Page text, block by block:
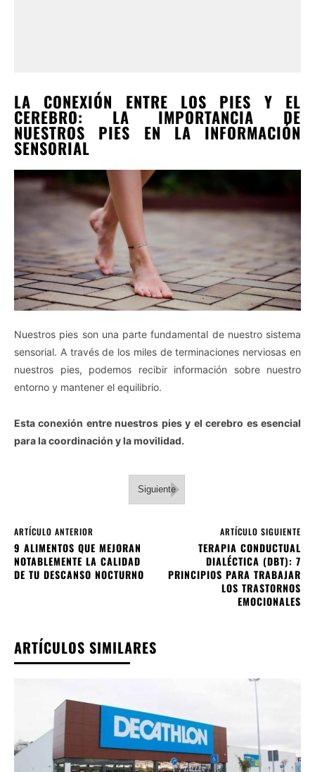
LA CONEXIÓN ENTRE LOS PIES Y EL
CEREBRO: LA IMPORTANCIA DE
NUESTROS PIES EN LA INFORMACIÓN
SENSORIAL
Nuestros pies son una parte fundamental de nuestro sistema
sensorial. A través de los miles de terminaciones nerviosas en
nuestros pies, podemos recibir información sobre nuestro
entorno y mantener el equilibrio.
Esta conexión entre nuestros pies y el cerebro es esencial
para la coordinación y la movilidad.
Siguiente
ARTÍCULO ANTERIOR
9 ALIMENTOS QUE MEJORAN
NOTABLEMENTE LA CALIDAD
DE TU DESCANSO NOCTURNO
ARTÍCULO SIGUIENTE
TERAPIA CONDUCTUAL
DIALÉCTICA (DBT): 7
PRINCIPIOS PARA TRABAJAR
LOS TRASTORNOS
EMOCIONALES
ARTÍCULOS SIMILARES